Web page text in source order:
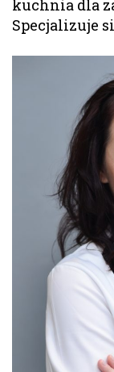
kuchnia dla
Specjalizuje